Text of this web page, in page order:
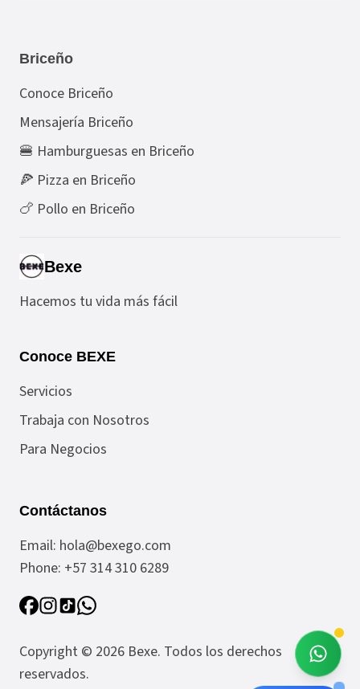
Briceño
Conoce Briceño
Mensajería Briceño
🍔 Hamburguesas en Briceño
🍕 Pizza en Briceño
🍗 Pollo en Briceño
Bexe
Hacemos tu vida más fácil
Conoce BEXE
Servicios
Trabaja con Nosotros
Para Negocios
Contáctanos
Email: hola@bexego.com
Phone: +57 314 310 6289
Copyright © 2026 Bexe. Todos los derechos
reservados.